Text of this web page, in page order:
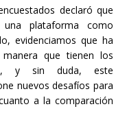
declaró que
plataforma como
evidenciamos que ha
que tienen los
y sin duda, este
nuevos desafíos para
a la comparación